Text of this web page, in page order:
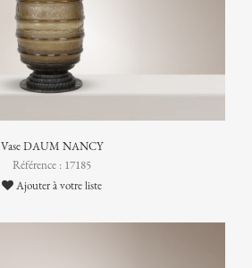
Vase DAUM NANCY
Référence : 17185
Ajouter à votre liste